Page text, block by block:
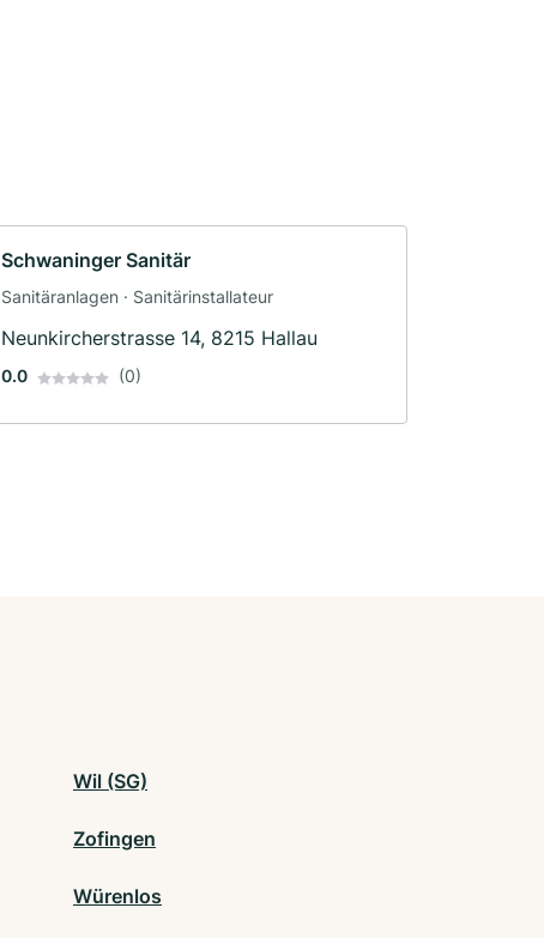
Schwaninger Sanitär
Sanitäranlagen · Sanitärinstallateur
Neunkircherstrasse 14, 8215 Hallau
0.0 (0)
Wil (SG)
Zofingen
Würenlos